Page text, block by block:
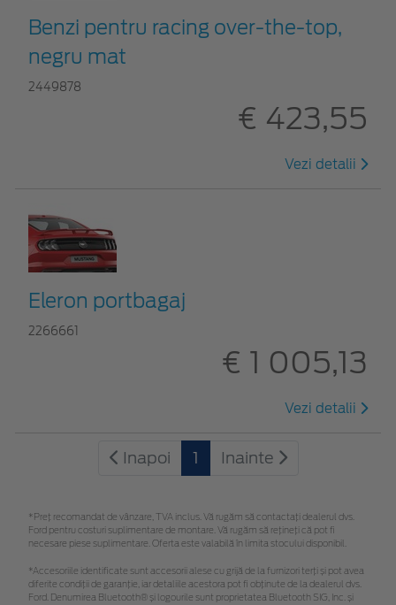
Benzi pentru racing over-the-top,
negru mat
2449878
€ 423,55
Vezi detalii
Eleron portbagaj
2266661
€ 1 005,13
Vezi detalii
Inapoi 1 Inainte
*Preţ recomandat de vânzare, TVA inclus. Vă rugăm să contactaţi dealerul dvs.
Ford pentru costuri suplimentare de montare. Vă rugăm să rețineți că pot fi
necesare piese suplimentare. Oferta este valabilă în limita stocului disponibil.
*Accesoriile identificate sunt accesorii alese cu grijă de la furnizori terți și pot avea
diferite condiții de garanție, iar detaliile acestora pot fi obținute de la dealerul dvs.
Ford. Denumirea Bluetooth® și logourile sunt proprietatea Bluetooth SIG, Inc. și